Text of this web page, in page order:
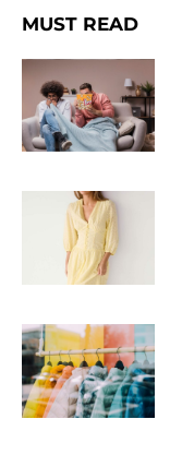
MUST READ